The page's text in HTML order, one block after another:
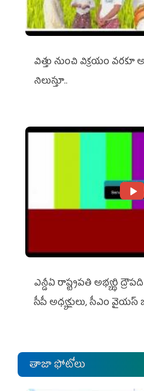
విత్తు నుంచి విక్రయం
నిలుస్తూ..
ఎన్డీఏ రాష్ట్ర‌ప‌తి అభ్య‌ర్థి
సీపీ అధ్య‌క్షులు, సీఎం వైయ‌స్
తాజా ఫోటోలు